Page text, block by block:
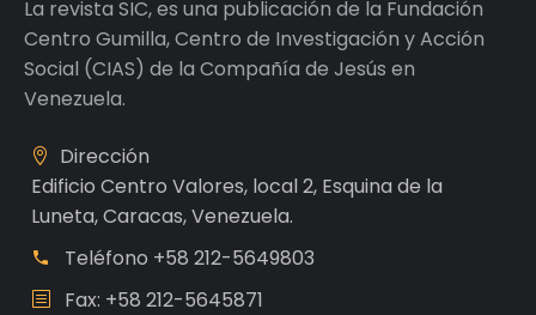
La revista SIC, es una publicación de la Fundación
Centro Gumilla, Centro de Investigación y Acción
Social (CIAS) de la Compañía de Jesús en
Venezuela.
Dirección
Edificio Centro Valores, local 2, Esquina de la
Luneta, Caracas, Venezuela.
Teléfono +58 212-5649803
Fax: +58 212-5645871